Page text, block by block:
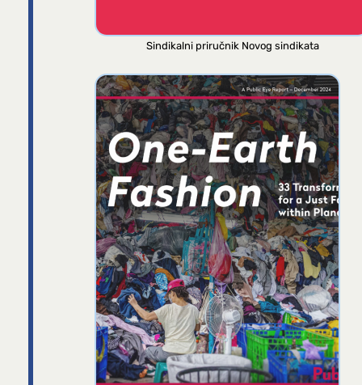
Sindikalni priručnik Novog sindikata